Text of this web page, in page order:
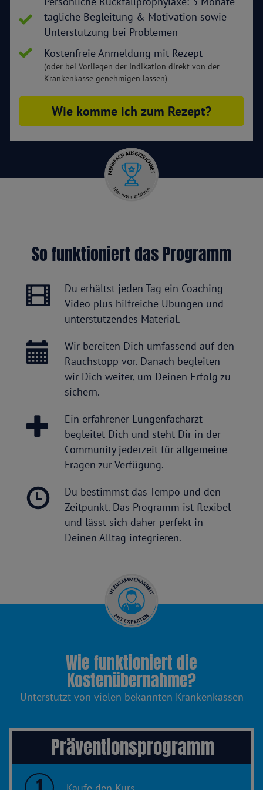
tägliche Begleitung & Motivation sowie
Unterstützung bei Problemen
Kostenfreie Anmeldung mit Rezept
(oder bei Vorliegen der Indikation direkt von der
Krankenkasse genehmigen lassen)
Wie komme ich zum Rezept?
So funktioniert das Programm
Du erhältst jeden Tag ein Coaching-
Video plus hilfreiche Übungen und
unterstützendes Material.
Wir bereiten Dich umfassend auf den
Rauchstopp vor. Danach begleiten
wir Dich weiter, um Deinen Erfolg zu
sichern.
Ein erfahrener Lungenfacharzt
begleitet Dich und steht Dir in der
Community jederzeit für allgemeine
Fragen zur Verfügung.
Du bestimmst das Tempo und den
Zeitpunkt. Das Programm ist flexibel
und lässt sich daher perfekt in
Deinen Alltag integrieren.
Wie funktioniert die
Kostenübernahme?
Unterstützt von vielen bekannten Krankenkassen
Präventionsprogramm